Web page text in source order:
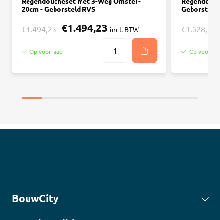
20cm - Geborsteld RVS
€1.494,23 €1.494,23 incl. BTW
Op voorraad
Geborsteld
€1.628,78
Op
BouwCity